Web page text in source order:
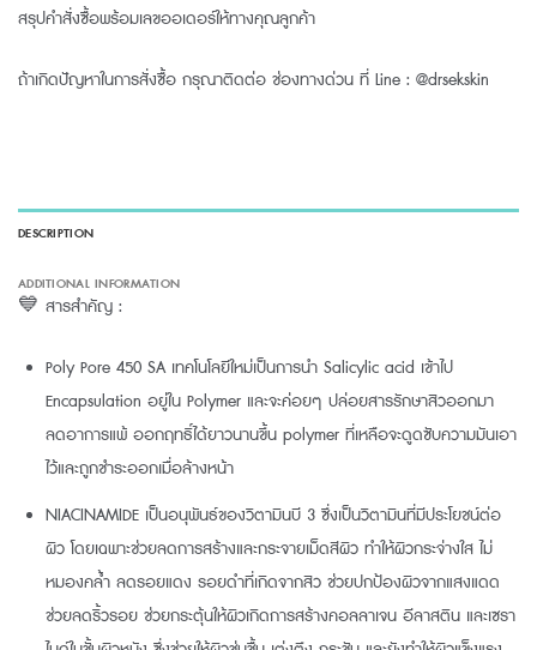
สรุปคำสั่งซื้อพร้อมเลขออเดอร์ให้ทางคุณลูกค้า
ถ้าเกิดปัญหาในการสั่งซื้อ กรุณาติดต่อ ช่องทางด่วน ที่ Line : @drsekskin
DESCRIPTION
ADDITIONAL INFORMATION
💙 สารสำคัญ :
Poly Pore 450 SA เทคโนโลยีใหม่เป็นการนำ Salicylic acid เข้าไป
Encapsulation อยู่ใน Polymer และจะค่อยๆ ปล่อยสารรักษาสิวออกมา
ลดอาการแพ้ ออกฤทธิ์ได้ยาวนานขึ้น polymer ที่เหลือจะดูดซับความมันเอา
ไว้และถูกชำระออกเมื่อล้างหน้า
NIACINAMIDE เป็นอนุพันธ์ของวิตามินบี 3 ซึ่งเป็นวิตามินที่มีประโยชน์ต่อ
ผิว โดยเฉพาะช่วยลดการสร้างและกระจายเม็ดสีผิว ทำให้ผิวกระจ่างใส ไม่
หมองคล้ำ ลดรอยแดง รอยดำที่เกิดจากสิว ช่วยปกป้องผิวจากแสงแดด
ช่วยลดริ้วรอย ช่วยกระตุ้นให้ผิวเกิดการสร้างคอลลาเจน อีลาสติน และเซรา